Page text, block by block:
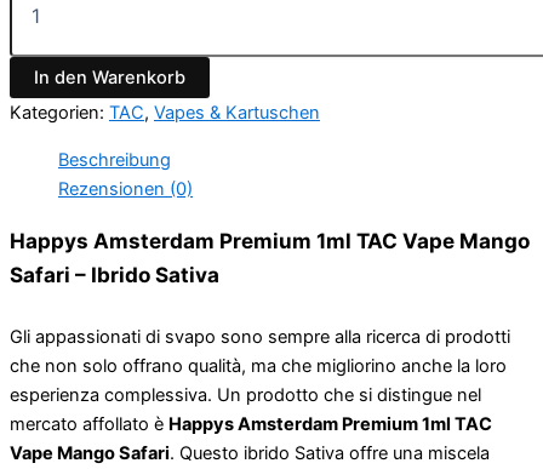
In den Warenkorb
Kategorien: TAC, Vapes & Kartuschen
Beschreibung
Rezensionen (0)
Happys Amsterdam Premium 1ml TAC Vape Mango
Safari – Ibrido Sativa
Gli appassionati di svapo sono sempre alla ricerca di prodotti
che non solo offrano qualità, ma che migliorino anche la loro
esperienza complessiva. Un prodotto che si distingue nel
mercato affollato è Happys Amsterdam Premium 1ml TAC
Vape Mango Safari. Questo ibrido Sativa offre una miscela